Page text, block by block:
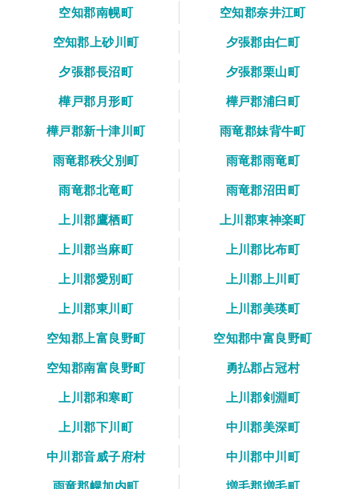
空知郡南幌町
空知郡奈井江町
空知郡上砂川町
夕張郡由仁町
夕張郡長沼町
夕張郡栗山町
樺戸郡月形町
樺戸郡浦臼町
樺戸郡新十津川町
雨竜郡妹背牛町
雨竜郡秩父別町
雨竜郡雨竜町
雨竜郡北竜町
雨竜郡沼田町
上川郡鷹栖町
上川郡東神楽町
上川郡当麻町
上川郡比布町
上川郡愛別町
上川郡上川町
上川郡東川町
上川郡美瑛町
空知郡上富良野町
空知郡中富良野町
空知郡南富良野町
勇払郡占冠村
上川郡和寒町
上川郡剣淵町
上川郡下川町
中川郡美深町
中川郡音威子府村
中川郡中川町